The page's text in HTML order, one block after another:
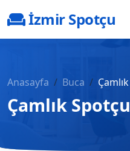
İzmir Spotçu
Anasayfa Buca Çamlık
Çamlık Spotçu